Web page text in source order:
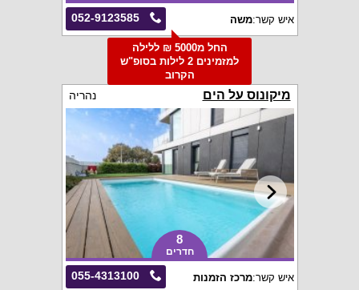
052-9123585 איש קשר:משה
החל מ5000 ₪ ללילה
למזמינים 2 לילות בסופ"ש
הקרוב
מיקונוס על הים נהריה
8
חדרים
055-4313100 איש קשר:מרכז הזמנות